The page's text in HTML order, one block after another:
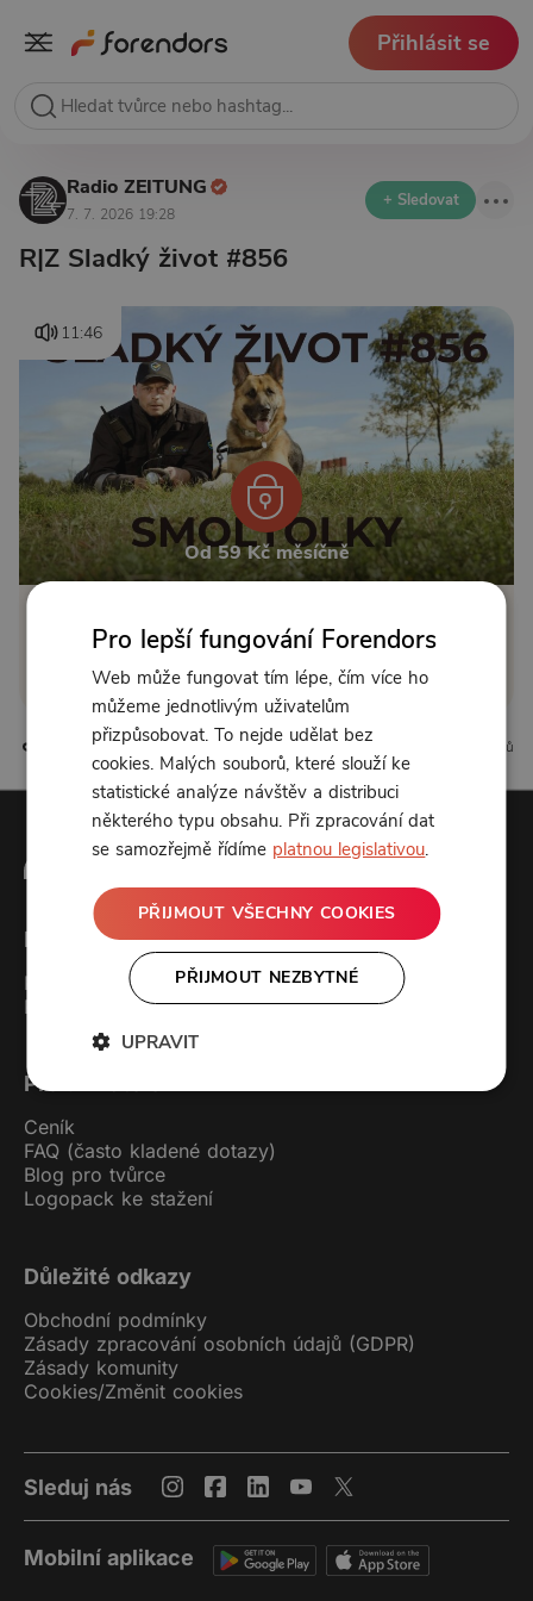
Přihlásit se
Radio ZEITUNG
7. 7. 2026 19:28
+ Sledovat
R|Z Sladký život #856
11:46
Od 59 Kč měsíčně
Klikněte pro odemčení
nebo sepřihlaste
2 komentářů
Forendors
Kontakt
Podcast studio
Pro uživatele
Ceník
FAQ (často kladené dotazy)
Blog pro tvůrce
Logopack ke stažení
Důležité odkazy
Obchodní podmínky
Zásady zpracování osobních údajů (GDPR)
Zásady komunity
Cookies/Změnit cookies
Sleduj nás
Mobilní aplikace
Pro lepší fungování Forendors
Web může fungovat tím lépe, čím více ho
můžeme jednotlivým uživatelům
přizpůsobovat. To nejde udělat bez
cookies. Malých souborů, které slouží ke
statistické analýze návštěv a distribuci
některého typu obsahu. Při zpracování dat
se samozřejmě řídíme platnou legislativou.
PŘIJMOUT VŠECHNY COOKIES
PŘIJMOUT NEZBYTNÉ
UPRAVIT